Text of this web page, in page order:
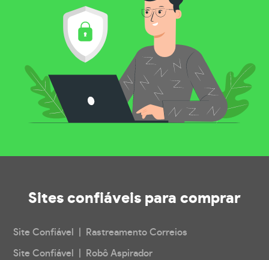
Sites confiáveis para comprar
Site Confiável | Rastreamento Correios
Site Confiável | Robô Aspirador